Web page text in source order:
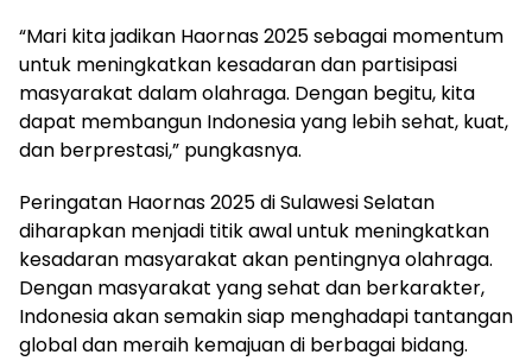
“Mari kita jadikan Haornas 2025 sebagai momentum
untuk meningkatkan kesadaran dan partisipasi
masyarakat dalam olahraga. Dengan begitu, kita
dapat membangun Indonesia yang lebih sehat, kuat,
dan berprestasi,” pungkasnya.
Peringatan Haornas 2025 di Sulawesi Selatan
diharapkan menjadi titik awal untuk meningkatkan
kesadaran masyarakat akan pentingnya olahraga.
Dengan masyarakat yang sehat dan berkarakter,
Indonesia akan semakin siap menghadapi tantangan
global dan meraih kemajuan di berbagai bidang.